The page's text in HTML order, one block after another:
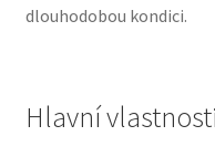
Happy Dog —
dlouhodobou kondici.
Hlavní vlastnosti